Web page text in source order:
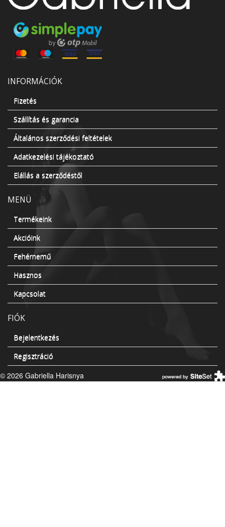
INFORMÁCIÓK
Fizetés
Szállítás és garancia
Általános szerződési feltételek
Adatkezelési tájékoztató
Elállás a szerződéstől
MENÜ
Termékeink
Akcióink
Fehérnemű
Hasznos
Kapcsolat
FIÓK
Bejelentkezés
Regisztráció
© 2026 Gabriella Harisnya